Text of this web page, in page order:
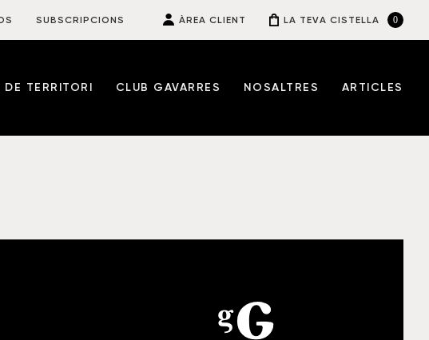
SUBSCRIPCIONS ÀREA CLIENT LA TEVA CISTELLA 0
TERRITORI CLUB GAVARRES NOSALTRES ARTICLES